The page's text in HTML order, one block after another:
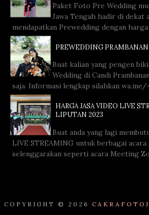
Paket Foto Pre Wedding
Jawa Tengah hadir di dekat
mendapatkan Prewedding dengan
PREWEDDING
Buat kalian yang pengen
Wedding di Candi
saja. Informasi lengkap silahkan wa.me/
HARGA JASA VIDEO LIVE
LIPUTAN 2023
Buat anda yang lagi
LIVE STREAMING untuk berbagai acara
selenggarakan seperti acara Meeting
COPYRIGHT © 2026